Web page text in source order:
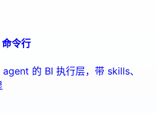
令行
的 BI 执行层，带 skills、